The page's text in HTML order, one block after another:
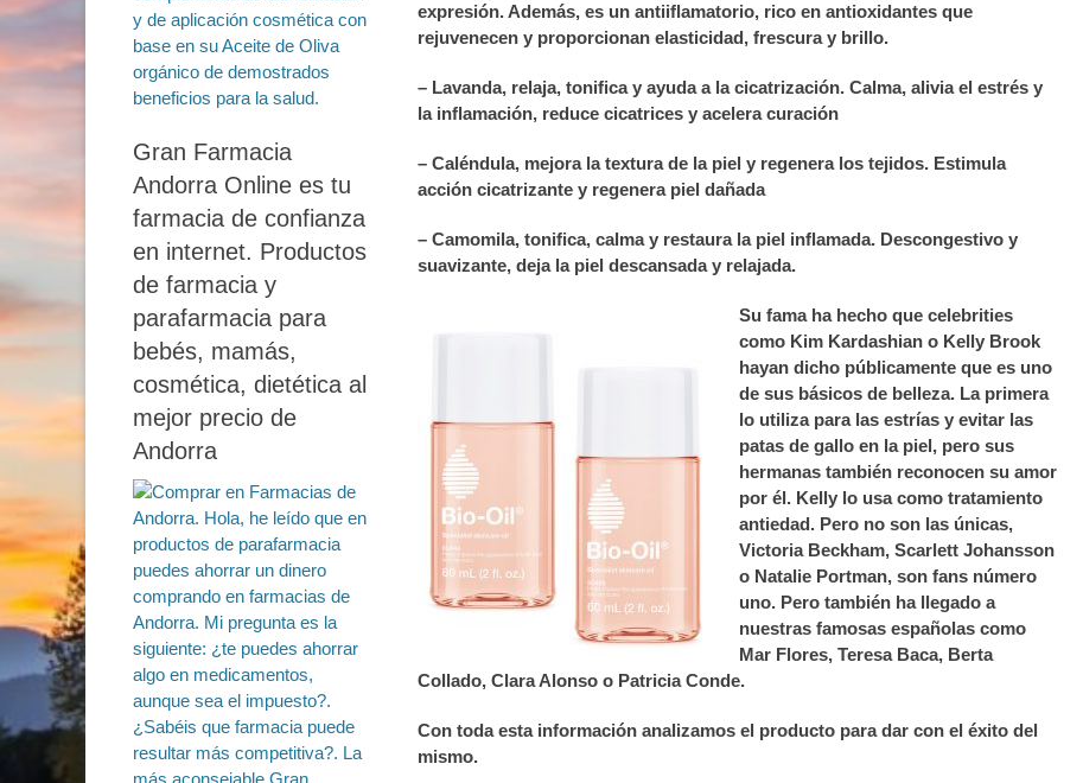
expresión. Además, es un antiiflamatorio, rico en antioxidantes que
rejuvenecen y proporcionan elasticidad, frescura y brillo.
– Lavanda, relaja, tonifica y ayuda a la cicatrización. Calma, alivia el estrés y
la inflamación, reduce cicatrices y acelera curación
– Caléndula, mejora la textura de la piel y regenera los tejidos. Estimula
acción cicatrizante y regenera piel dañada
– Camomila, tonifica, calma y restaura la piel inflamada. Descongestivo y
suavizante, deja la piel descansada y relajada.
Su fama ha hecho que celebrities
como Kim Kardashian o Kelly Brook
hayan dicho públicamente que es uno
de sus básicos de belleza. La primera
lo utiliza para las estrías y evitar las
patas de gallo en la piel, pero sus
hermanas también reconocen su amor
por él. Kelly lo usa como tratamiento
antiedad. Pero no son las únicas,
Victoria Beckham, Scarlett Johansson
o Natalie Portman, son fans número
uno. Pero también ha llegado a
nuestras famosas españolas como
Mar Flores, Teresa Baca, Berta
Collado, Clara Alonso o Patricia Conde.
Con toda esta información analizamos el producto para dar con el éxito del
mismo.
Gran Farmacia
Andorra Online es tu
farmacia de confianza
en internet. Productos
de farmacia y
parafarmacia para
bebés, mamás,
cosmética, dietética al
mejor precio de
Andorra